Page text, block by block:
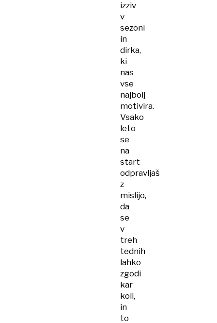
izziv
v
sezoni
in
dirka,
ki
nas
vse
najbolj
motivira.
Vsako
leto
se
na
start
odpravljaš
z
mislijo,
da
se
v
treh
tednih
lahko
zgodi
kar
koli,
in
to